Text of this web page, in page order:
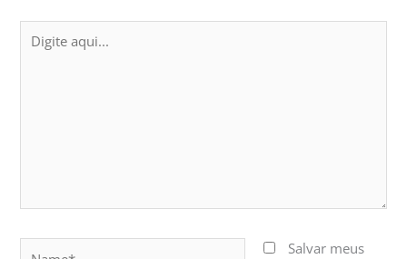
aqui...
Salvar meus